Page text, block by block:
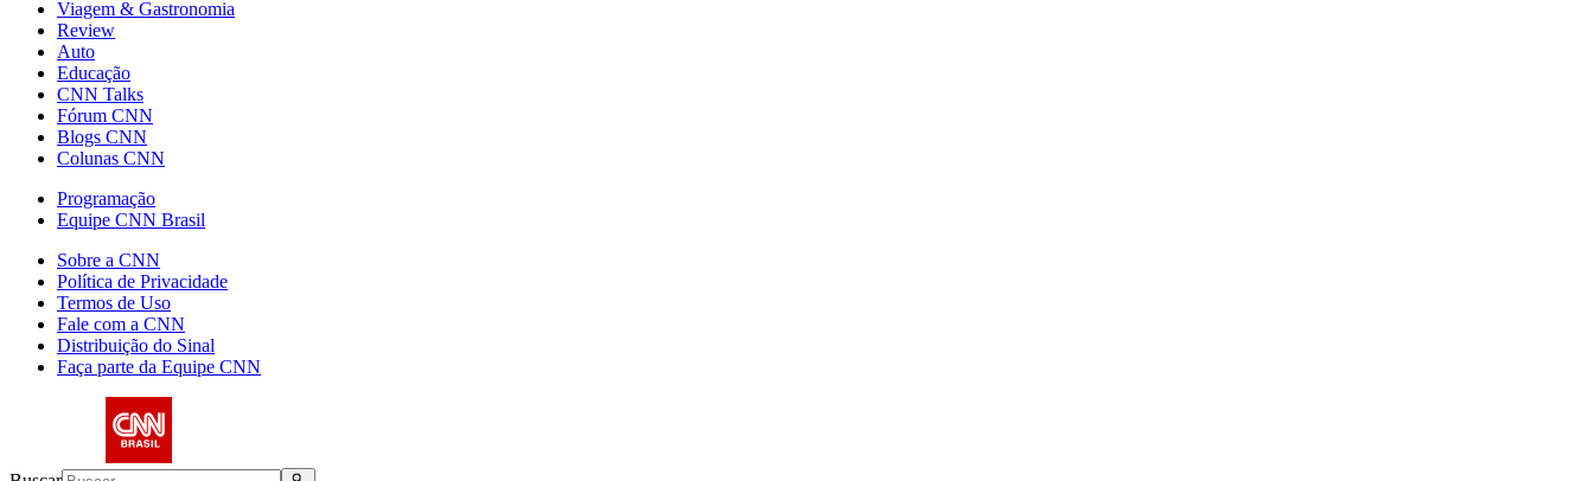
Viagem & Gastronomia
Review
Auto
Educação
CNN Talks
Fórum CNN
Blogs CNN
Colunas CNN
Programação
Equipe CNN Brasil
Sobre a CNN
Política de Privacidade
Termos de Uso
Fale com a CNN
Distribuição do Sinal
Faça parte da Equipe CNN